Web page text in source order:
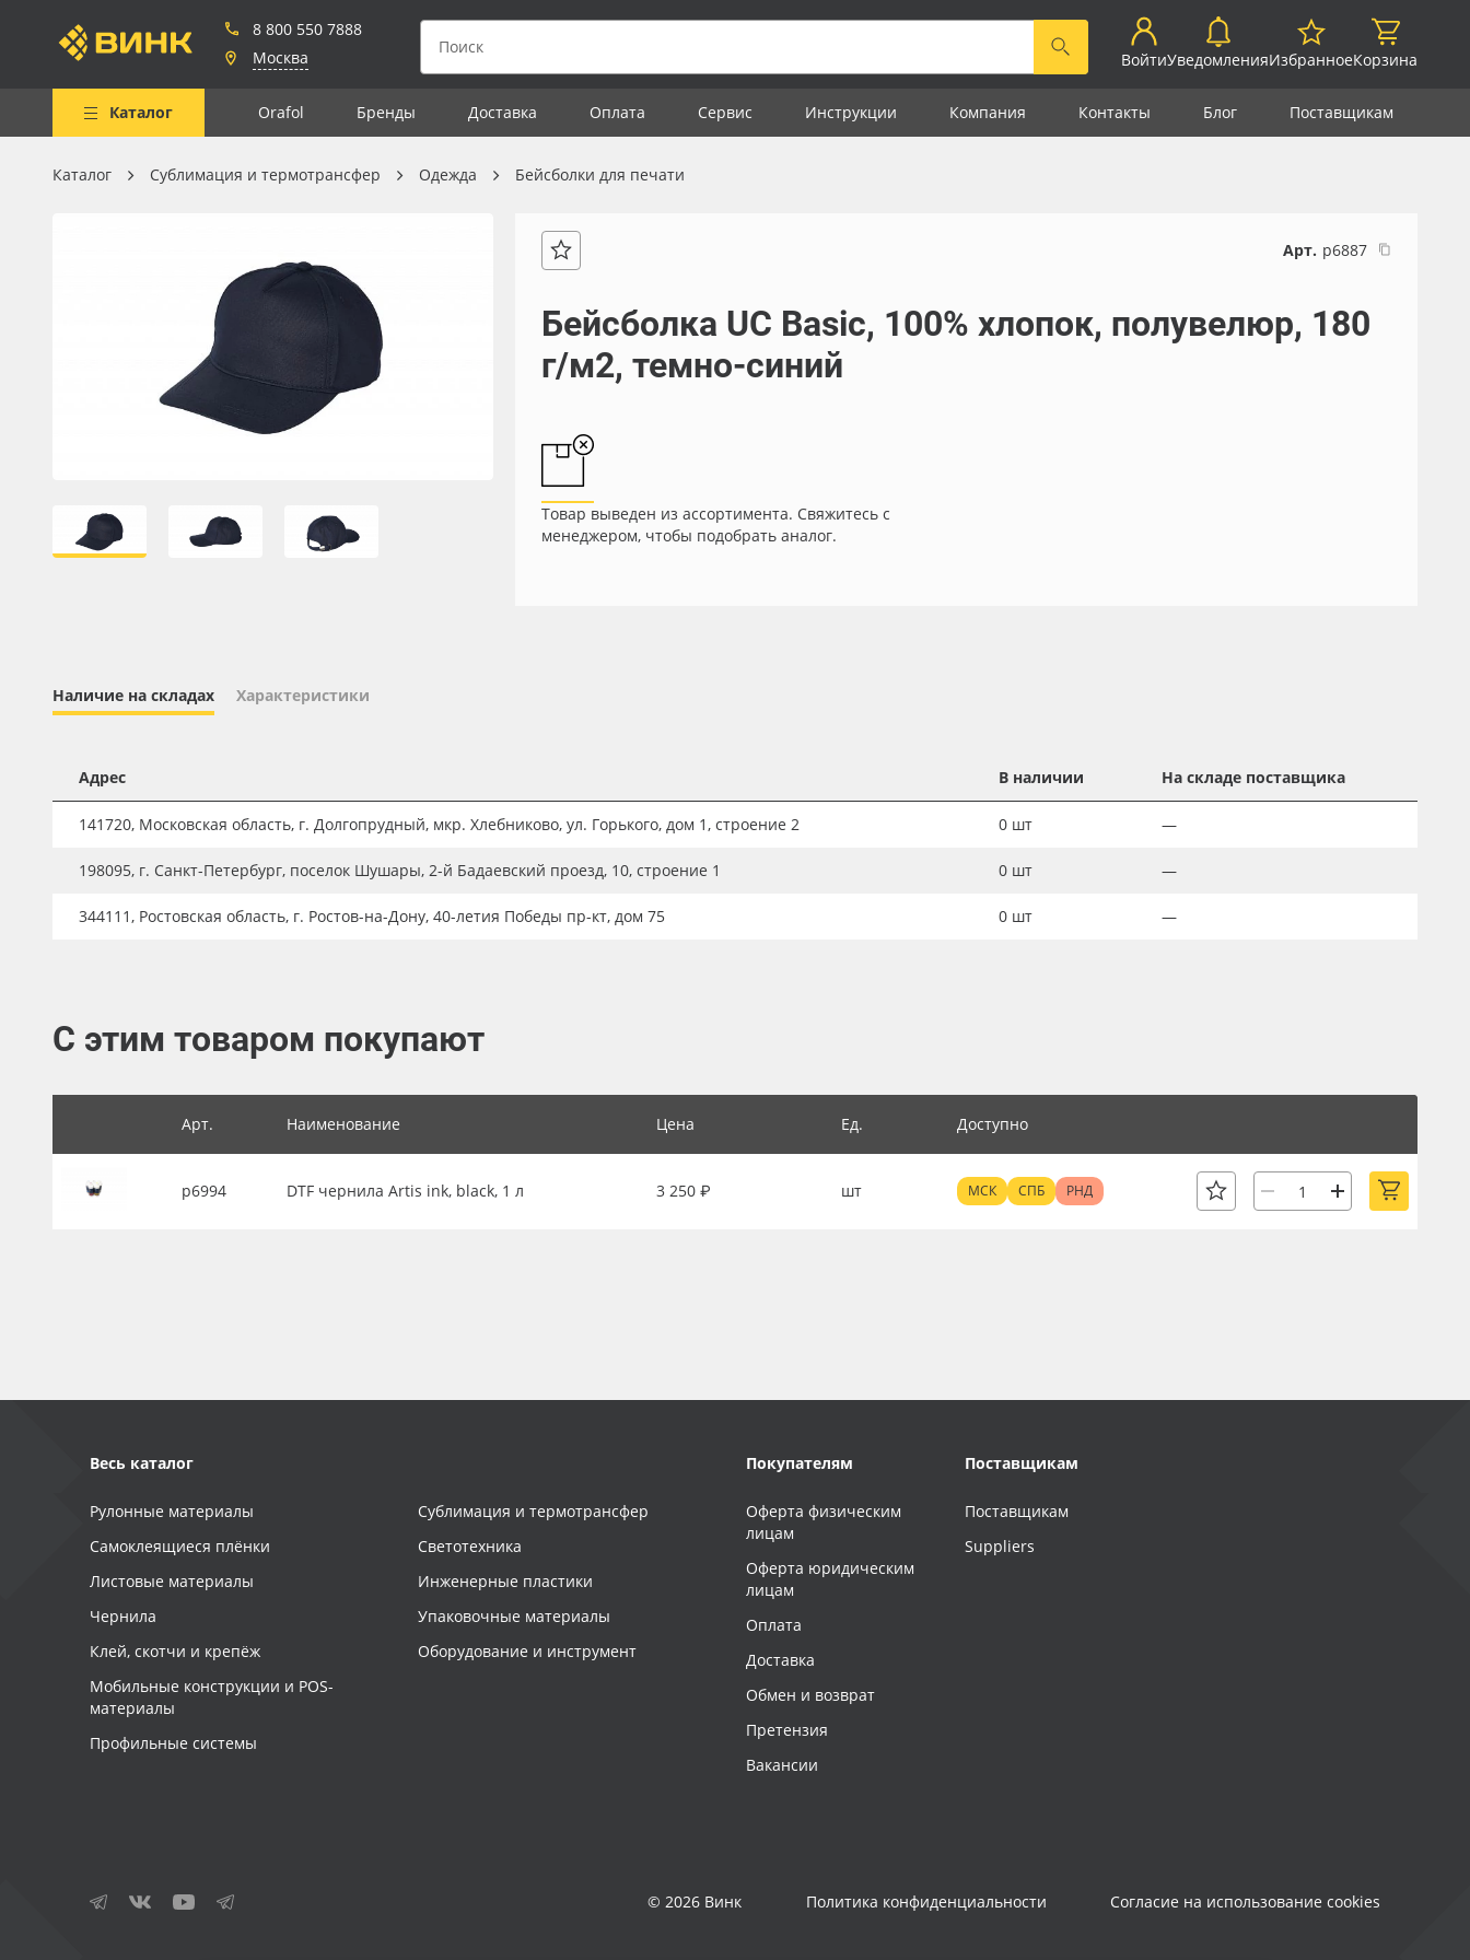
8 800 550 7888
Москва
ВойтиУведомленияИзбранноеКорзина
Каталог Orafol Бренды Доставка Оплата Сервис Инструкции Компания Контакты Блог Поставщикам
Весь каталог
Самоклеящиеся плёнки
Листовые материалы
Клей, скотчи и крепёж
Мобильные конструкции и
Сублимация и термотрансфер
Оборудование и инструмент
Orajet 3640
ПЭТ бэклит
Заготовки для сувениров
Каталог Сублимация и термотрансфер Одежда Бейсболки для печати
Арт. р6887
Бейсболка UC Basic, 100% хлопок, полувелюр, 180
г/м2, темно-синий
Товар выведен из ассортимента. Свяжитесь с
менеджером, чтобы подобрать аналог.
Наличие на складах Характеристики
Адрес В наличии На складе поставщика
141720, Московская область, г. Долгопрудный, мкр. Хлебниково, ул. Горького, дом 1, строение 2 0 шт —
198095, г. Санкт-Петербург, поселок Шушары, 2-й Бадаевский проезд, 10, строение 1 0 шт —
344111, Ростовская область, г. Ростов-на-Дону, 40-летия Победы пр-кт, дом 75 0 шт —
С этим товаром покупают
Арт. Наименование Цена Ед. Доступно
р6994 DTF чернила Artis ink, black, 1 л 3 250 ₽ шт МСК СПБ РНД
Весь каталог
Рулонные материалы
Самоклеящиеся плёнки
Листовые материалы
Чернила
Клей, скотчи и крепёж
Мобильные конструкции и POS-
материалы
Профильные системы
Сублимация и термотрансфер
Светотехника
Инженерные пластики
Упаковочные материалы
Оборудование и инструмент
Покупателям
Оферта физическим
лицам
Оферта юридическим
лицам
Оплата
Доставка
Обмен и возврат
Претензия
Вакансии
Поставщикам
Поставщикам
Suppliers
© 2026 Винк Политика конфиденциальности Согласие на использование cookies